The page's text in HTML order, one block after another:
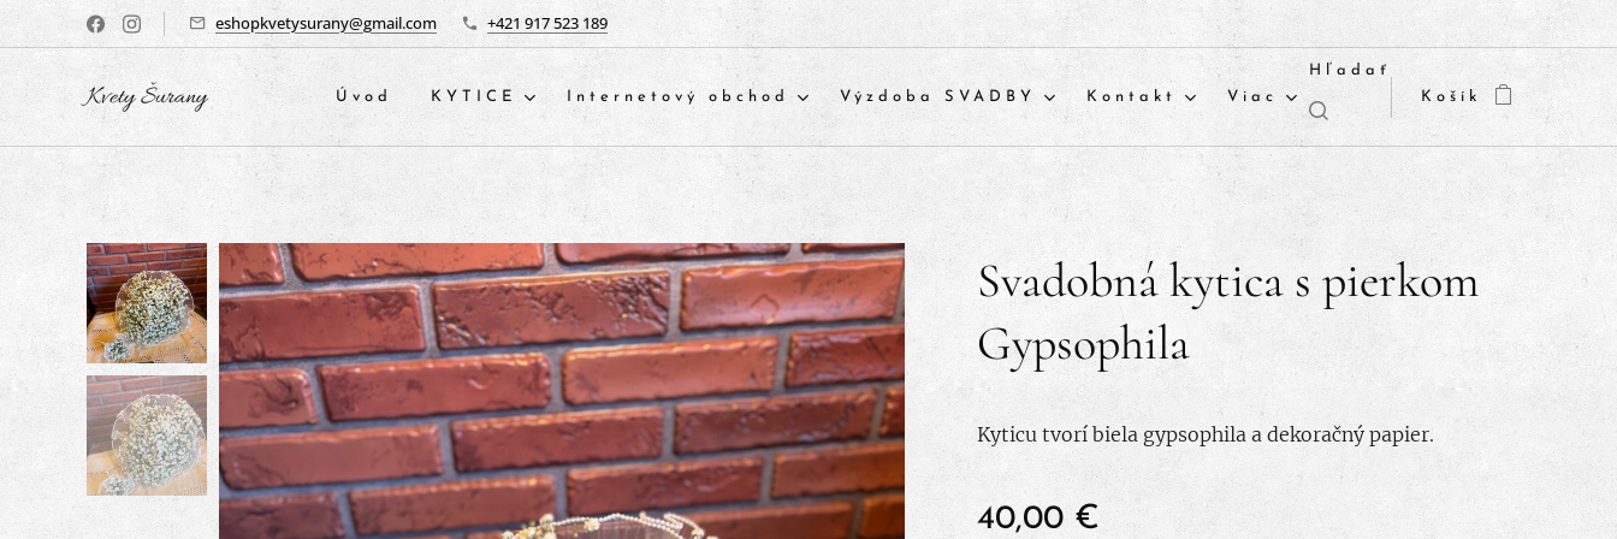
eshopkvetysurany@gmail.com +421 917 523 189
Kvety Šurany Úvod KYTICE Internetový obchod Výzdoba SVADBY Kontakt Viac
Hľadať
Košík
Svadobná kytica s pierkom
Gypsophila
Kyticu tvorí biela gypsophila a dekoračný papier.
40,00 €